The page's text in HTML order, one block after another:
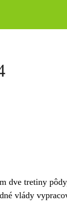
dve tretiny
vlády